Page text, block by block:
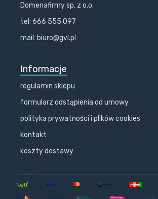
Domenafirmy sp. z o.o.
tel: 666 555 097
mail: biuro@gvl.pl
Informacje
regulamin sklepu
formularz odstąpienia od umowy
polityka prywatności i plików cookies
kontakt
koszty dostawy